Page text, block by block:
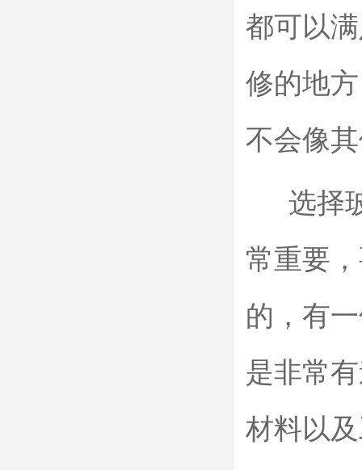
都可以
修的地
不会像
选择玻
常重要
的，有
是非常
材料以